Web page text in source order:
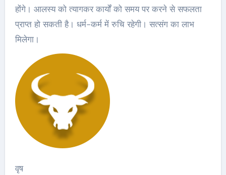
होंगे। आलस्य को त्यागकर कार्यों को समय पर करने से सफलता
प्राप्त हो सकती है। धर्म-कर्म में रुचि रहेगी। सत्संग का लाभ
मिलेगा।
वृष